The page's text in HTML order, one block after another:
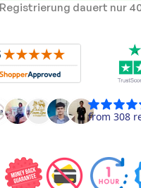
dauert nur